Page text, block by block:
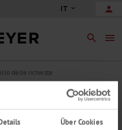
Über Cookies
IT person
search menu
delle richieste
CARRELLO